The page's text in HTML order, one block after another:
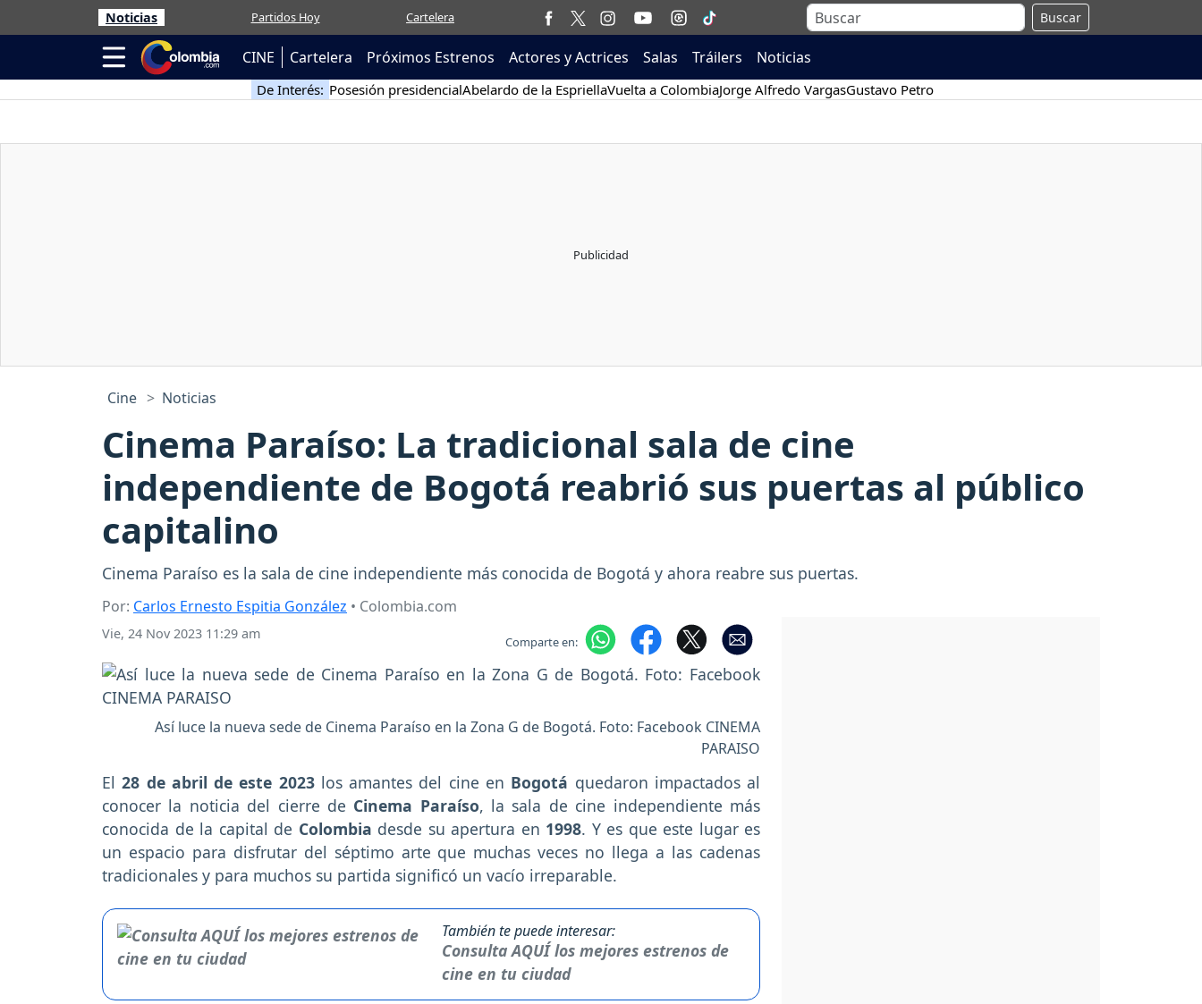
Noticias Partidos Hoy Cartelera Buscar
CINE Cartelera Próximos Estrenos Actores y Actrices Salas Tráilers Noticias
De Interés: Posesión presidencialAbelardo de la EspriellaVuelta a ColombiaJorge Alfredo VargasGustavo Petro
Cine Noticias
Cinema Paraíso: La tradicional sala de cine
independiente de Bogotá reabrió sus puertas al público
capitalino
Cinema Paraíso es la sala de cine independiente más conocida de Bogotá y ahora reabre sus puertas.
Por: Carlos Ernesto Espitia González • Colombia.com
Vie, 24 Nov 2023 11:29 am Comparte en:
Así luce la nueva sede de Cinema Paraíso en la Zona G de Bogotá. Foto: Facebook CINEMA
PARAISO
El28 de abril de este 2023los amantes del cine en Bogotá quedaron impactados al
conocer la noticia del cierre de Cinema Paraíso, la sala de cine independiente más
conocida de la capital de Colombia desde su apertura en 1998. Y es que este lugar es
un espacio para disfrutar del séptimo arte que muchas veces no llega a las cadenas
tradicionales y para muchos su partida significó un vacío irreparable.
También te puede interesar:
Consulta AQUÍ los mejores estrenos de
cine en tu ciudad